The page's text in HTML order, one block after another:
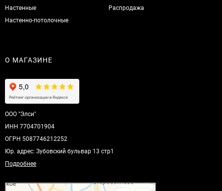
Настенные
Настенно-потолочные
Распродажа
О МАГАЗИНЕ
ООО "Элси"
ИНН 7704701904
ОГРН 5087746212252
Юр. адрес: Зубовский бульвар 13 стр1
Подробнее